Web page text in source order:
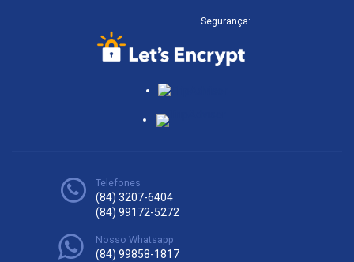
Segurança:
Telefones
(84) 3207-6404
(84) 99172-5272
Nosso Whatsapp
(84) 99858-1817